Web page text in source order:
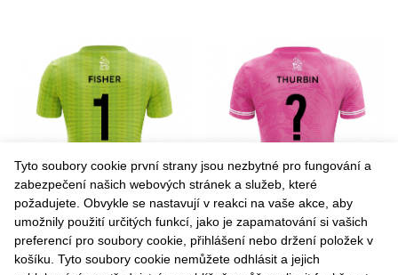
Danxen Dámské Tobias
Fisher #1 Louční Zelená
Danxen Dámské Johnny
Thurbin #0 Růžovobílá
Tyto soubory cookie první strany jsou nezbytné pro fungování a
zabezpečení našich webových stránek a služeb, které
požadujete. Obvykle se nastavují v reakci na vaše akce, aby
umožnily použití určitých funkcí, jako je zapamatování si vašich
preferencí pro soubory cookie, přihlášení nebo držení položek v
košíku. Tyto soubory cookie nemůžete odhlásit a jejich